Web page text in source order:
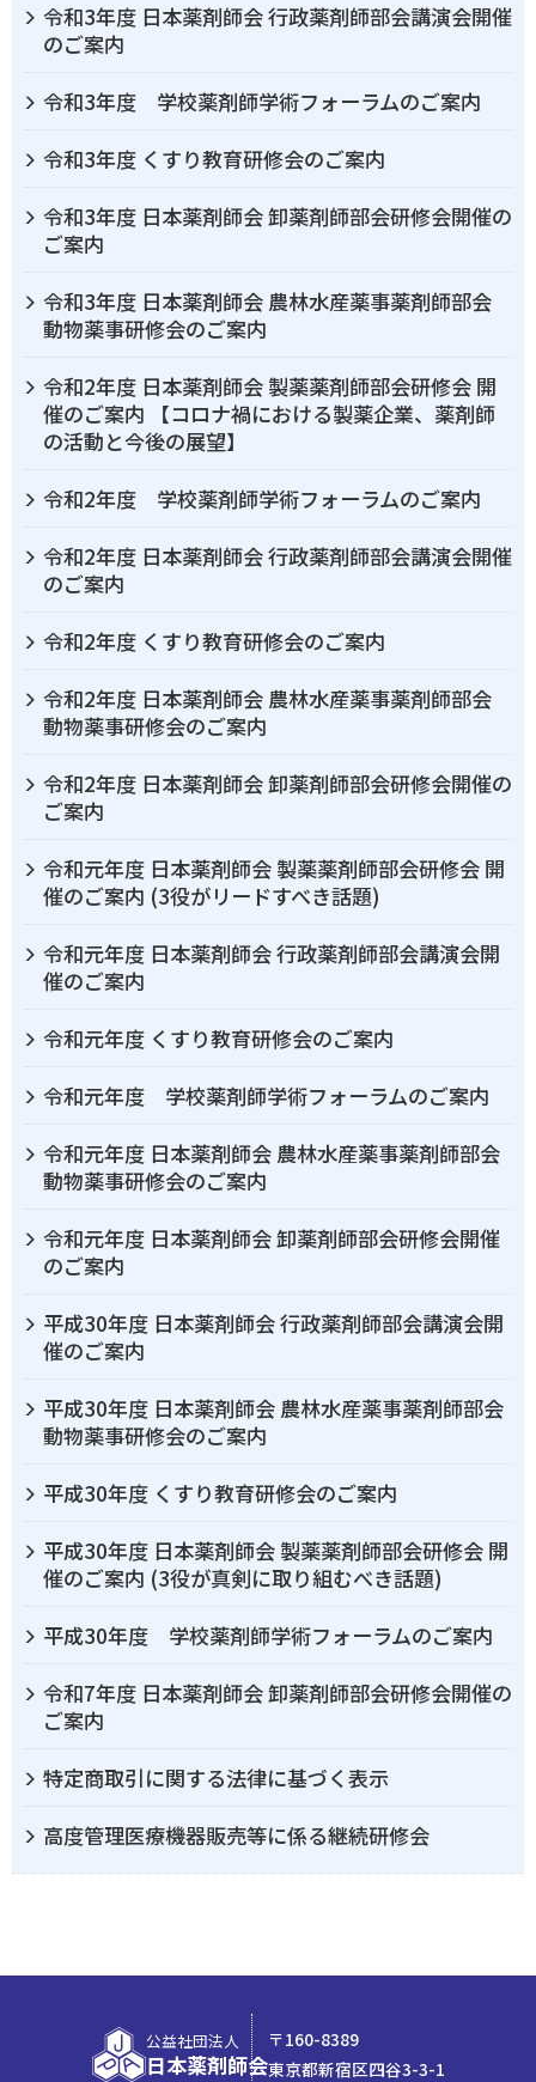
令和3年度 日本薬剤師会 行政薬剤師部会講演会開催
のご案内
令和3年度 学校薬剤師学術フォーラムのご案内
令和3年度 くすり教育研修会のご案内
令和3年度 日本薬剤師会 卸薬剤師部会研修会開催の
ご案内
令和3年度 日本薬剤師会 農林水産薬事薬剤師部会
動物薬事研修会のご案内
令和2年度 日本薬剤師会 製薬薬剤師部会研修会 開
催のご案内 【コロナ禍における製薬企業、薬剤師
の活動と今後の展望】
令和2年度 学校薬剤師学術フォーラムのご案内
令和2年度 日本薬剤師会 行政薬剤師部会講演会開催
のご案内
令和2年度 くすり教育研修会のご案内
令和2年度 日本薬剤師会 農林水産薬事薬剤師部会
動物薬事研修会のご案内
令和2年度 日本薬剤師会 卸薬剤師部会研修会開催の
ご案内
令和元年度 日本薬剤師会 製薬薬剤師部会研修会 開
催のご案内 (3役がリードすべき話題)
令和元年度 日本薬剤師会 行政薬剤師部会講演会開
催のご案内
令和元年度 くすり教育研修会のご案内
令和元年度 学校薬剤師学術フォーラムのご案内
令和元年度 日本薬剤師会 農林水産薬事薬剤師部会
動物薬事研修会のご案内
令和元年度 日本薬剤師会 卸薬剤師部会研修会開催
のご案内
平成30年度 日本薬剤師会 行政薬剤師部会講演会開
催のご案内
平成30年度 日本薬剤師会 農林水産薬事薬剤師部会
動物薬事研修会のご案内
平成30年度 くすり教育研修会のご案内
平成30年度 日本薬剤師会 製薬薬剤師部会研修会 開
催のご案内 (3役が真剣に取り組むべき話題)
平成30年度 学校薬剤師学術フォーラムのご案内
令和7年度 日本薬剤師会 卸薬剤師部会研修会開催の
ご案内
特定商取引に関する法律に基づく表示
高度管理医療機器販売等に係る継続研修会
公益社団法人
日本薬剤師会
〒160-8389
東京都新宿区四谷3-3-1